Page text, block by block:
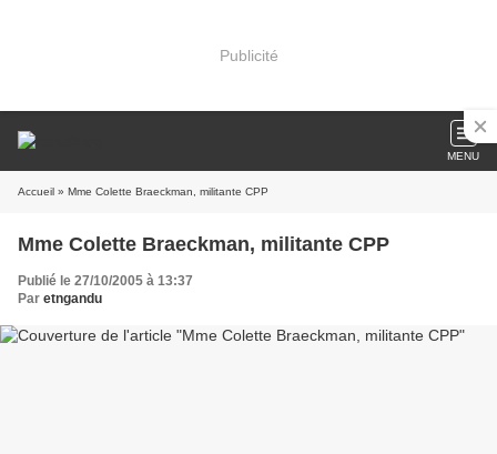
Publicité
MENU
Accueil » Mme Colette Braeckman, militante CPP
Mme Colette Braeckman, militante CPP
Publié le 27/10/2005 à 13:37
Par etngandu